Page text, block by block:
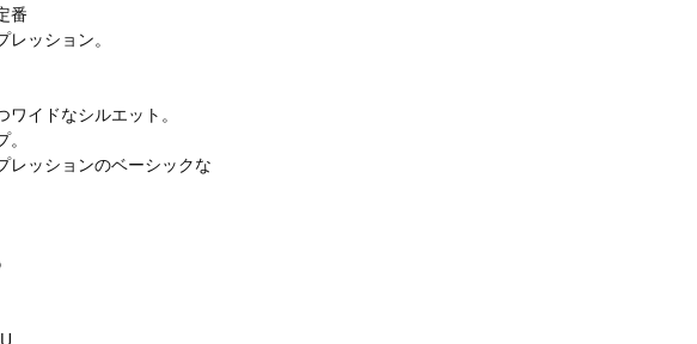
番
ッション。
ワイドなシルエット。
レッションのベーシックな